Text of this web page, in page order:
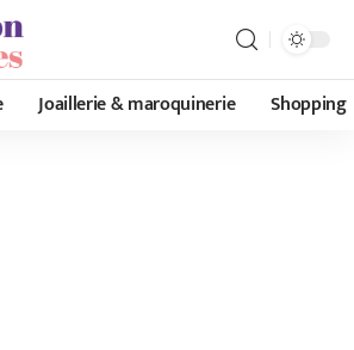
Joaillerie & maroquinerie Shopping